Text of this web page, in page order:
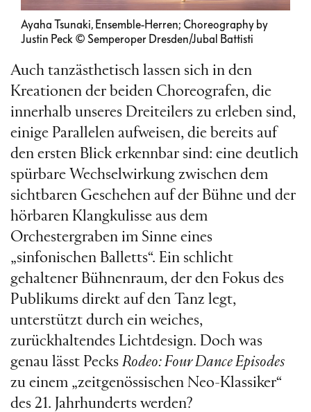
Ayaha Tsunaki, Ensemble-Herren; Choreography by
Justin Peck © Semperoper Dresden/Jubal Battisti
Auch tanzästhetisch lassen sich in den
Kreationen der beiden Choreografen, die
innerhalb unseres Dreiteilers zu erleben sind,
einige Parallelen aufweisen, die bereits auf
den ersten Blick erkennbar sind: eine deutlich
spürbare Wechselwirkung zwischen dem
sichtbaren Geschehen auf der Bühne und der
hörbaren Klangkulisse aus dem
Orchestergraben im Sinne eines
„sinfonischen Balletts“. Ein schlicht
gehaltener Bühnenraum, der den Fokus des
Publikums direkt auf den Tanz legt,
unterstützt durch ein weiches,
zurückhaltendes Lichtdesign. Doch was
genau lässt Pecks Rodeo: Four Dance Episodes
zu einem „zeitgenössischen Neo-Klassiker“
des 21. Jahrhunderts werden?